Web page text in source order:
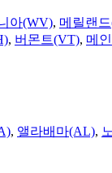
아(WV), 메릴랜
, 버몬트(VT), 메
, 앨라배마(AL),